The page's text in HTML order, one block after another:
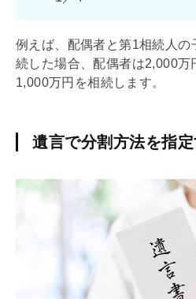
例えば、配偶者と第1相続人
続した場合、配偶者は2,000万
1,000万円を相続します。
遺言で分割方法を指